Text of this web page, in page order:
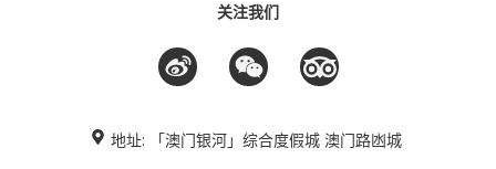
关注我们
地址: 「澳门银河」综合度假城 澳门路凼城